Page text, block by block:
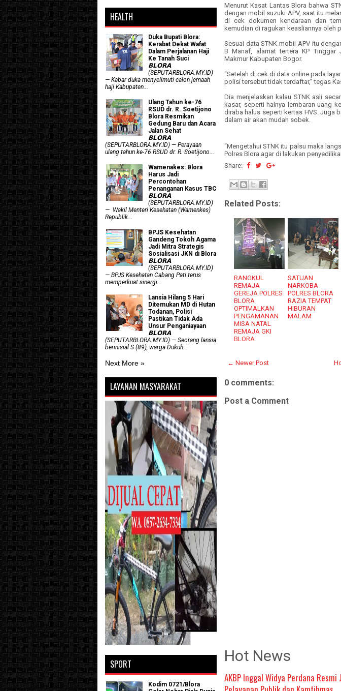
Menurut Kasat Lantas Blora bahwa
dengan mobil suzuki APV, saat itu
di cek dokumen kendaraan dan
kemudian di ragukan keasliannya oleh
Sesuai data STNK mobil APV itu
B Manaf, alamat tertera KP Tinggar
Makmur Kabupaten Bogor.
“Setelah di cek di data online pada
polisi tersebut tidak terdaftar,” tegas
Dia menjelaskan kalau STNK asli
kasar, seperti halnya lembaran uang
diraba halus seperti kertas HVS. Juga
dalam air akan mudah sobek.
“Mengetahui STNK itu palsu maka
Polres Blora agar di lakukan
Share:
Related Posts:
RANGKUL
REMAJA
GEREJA POLRES
BLORA
OPTIMALKAN
PENGAMANAN
MISA NATAL
REMAJA GKI
BLORA
SATUAN
NARKOBA
POLRES BLORA
RAZIA TEMPAT
HIBURAN
MALAM
← Newer Post
0 comments:
Post a Comment
Hot News
AKBP Inggal Widya Perdana
HEALTH
Duka Bupati Blora:
Kerabat Dekat Wafat
Dalam Perjalanan Haji
Ke Tanah Suci
𝗕𝗟𝗢𝗥𝗔
(SEPUTARBLORA.MY.ID)
— Kabar duka menyelimuti calon jemaah
haji Kabupaten...
Ulang Tahun ke-76
RSUD dr. R. Soetijono
Blora Resmikan
Gedung Baru dan Acara
Jalan Sehat
𝗕𝗟𝗢𝗥𝗔
(SEPUTARBLORA.MY.ID) — Perayaan
ulang tahun ke-76 RSUD dr. R. Soetijono...
Wamenakes: Blora
Harus Jadi
Percontohan
Penanganan Kasus TBC
𝗕𝗟𝗢𝗥𝗔
(SEPUTARBLORA.MY.ID)
— Wakil Menteri Kesehatan (Wamenkes)
Republik...
BPJS Kesehatan
Gandeng Tokoh Agama
Jadi Mitra Strategis
Sosialisasi JKN di Blora
𝗕𝗟𝗢𝗥𝗔
(SEPUTARBLORA.MY.ID)
— BPJS Kesehatan Cabang Pati terus
memperkuat sinergi...
Lansia Hilang 5 Hari
Ditemukan MD di Hutan
Todanan, Polisi
Pastikan Tidak Ada
Unsur Penganiayaan
𝗕𝗟𝗢𝗥𝗔
(SEPUTARBLORA.MY.ID) — Seorang lansia
berinisial S (89), warga Dukuh...
Next More »
LAYANAN MASYARAKAT
SPORT
Kodim 0721/Blora